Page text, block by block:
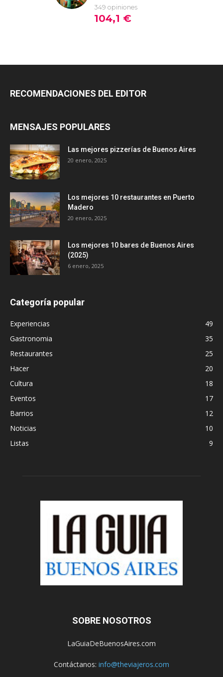
RECOMENDACIONES DEL EDITOR
MENSAJES POPULARES
Las mejores pizzerías de Buenos Aires
20 enero, 2025
Los mejores 10 restaurantes en Puerto
Madero
20 enero, 2025
Los mejores 10 bares de Buenos Aires
(2025)
6 enero, 2025
Categoría popular
Experiencias
49
Gastronomia
35
Restaurantes
25
Hacer
20
Cultura
18
Eventos
17
Barrios
12
Noticias
10
Listas
9
SOBRE NOSOTROS
LaGuiaDeBuenosAires.com
Contáctanos: info@theviajeros.com